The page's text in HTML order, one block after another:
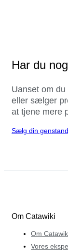
Har du
Uanset om
eller sælger
at tjene mere
Sælg din genstand
Om Catawiki
Om
Vores